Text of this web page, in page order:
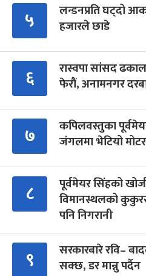
५
लन्डनप्रति घट्दो
हजारले छाडे
६
रास्वपा सांसद
फेरौं, अनामनगर
७
कपिलवस्तुका
जंगलमा भेटियो
८
पूर्वमेयर सिंहको
विमानस्थलको
पनि निगरानी
९
सरकारबारे रवि–
सक्छ, डर मान्नु पर्दैन